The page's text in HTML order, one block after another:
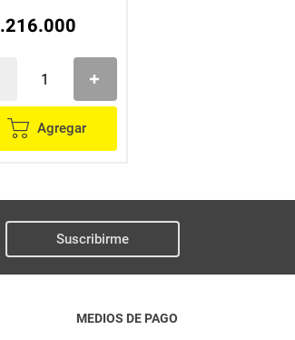
.216.000
Agregar
Suscribirme
MEDIOS DE PAGO